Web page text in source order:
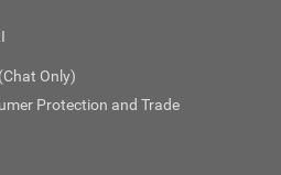
Only)
Protection and Trade